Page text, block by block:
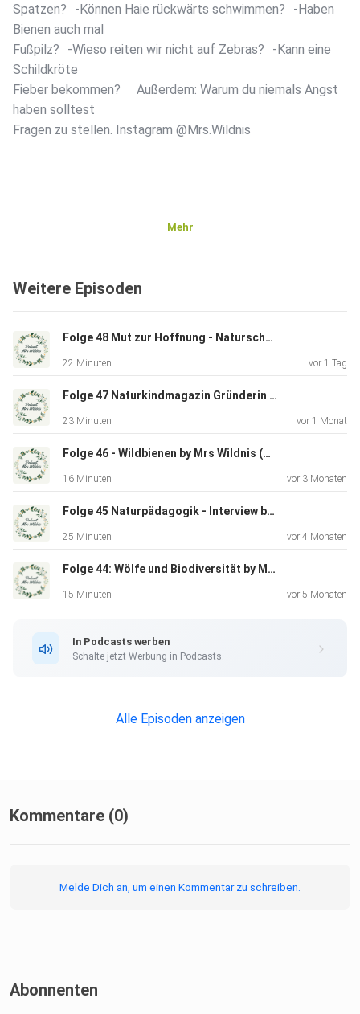
Spatzen? -Können Haie rückwärts schwimmen? -Haben
Bienen auch mal
Fußpilz? -Wieso reiten wir nicht auf Zebras? -Kann eine
Schildkröte
Fieber bekommen? Außerdem: Warum du niemals Angst
haben solltest
Fragen zu stellen. Instagram @Mrs.Wildnis
Mehr
Weitere Episoden
Folge 48 Mut zur Hoffnung - Naturschutz ! By Mrs Wildnis (Maira-Lee Lindtner)
22 Minuten vor 1 Tag
Folge 47 Naturkindmagazin Gründerin im Gespräch by Maira-Lee Lindtner (Mrs Wildnis)
23 Minuten vor 1 Monat
Folge 46 - Wildbienen by Mrs Wildnis (Maira-Lee Lindtner)
16 Minuten vor 3 Monaten
Folge 45 Naturpädagogik - Interview by Mrs Wildnis (Maira-Lee Lindtner)
25 Minuten vor 4 Monaten
Folge 44: Wölfe und Biodiversität by Mrs Wildnis (Maira-Lee Lindtner)
15 Minuten vor 5 Monaten
In Podcasts werben
Schalte jetzt Werbung in Podcasts.
Alle Episoden anzeigen
Kommentare (0)
Melde Dich an, um einen Kommentar zu schreiben.
Abonnenten